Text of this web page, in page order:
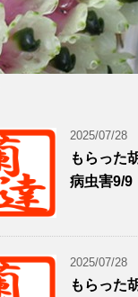
2025/07/28
もらった
病虫害9/9
2025/07/28
もらった